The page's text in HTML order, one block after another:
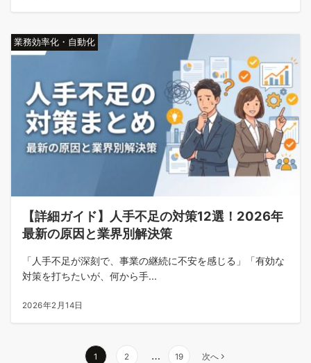
業務効率化・自動化
【詳細ガイド】人手不足の対策12選！2026年
最新の原因と業界別解決策
「人手不足が深刻で、事業の継続に不安を感じる」「有効な
対策を打ちたいが、何から手...
2026年2月14日
1 2 … 19 次へ